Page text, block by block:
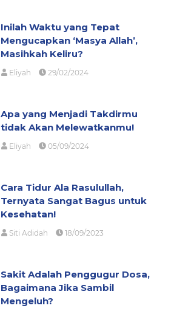
Inilah Waktu yang Tepat
Mengucapkan ‘Masya Allah’,
Masihkah Keliru?
Eliyah 29/02/2024
Apa yang Menjadi Takdirmu
tidak Akan Melewatkanmu!
Eliyah 05/09/2024
Cara Tidur Ala Rasulullah,
Ternyata Sangat Bagus untuk
Kesehatan!
Siti Adidah 18/09/2023
Sakit Adalah Penggugur Dosa,
Bagaimana Jika Sambil
Mengeluh?